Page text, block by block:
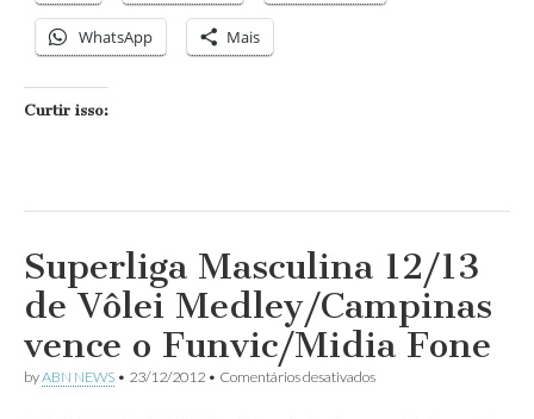
WhatsApp Mais
Curtir isso:
Superliga Masculina 12/13
de Vôlei Medley/Campinas
vence o Funvic/Midia Fone
byABN NEWS • 23/12/2012 • Comentários desativadosem